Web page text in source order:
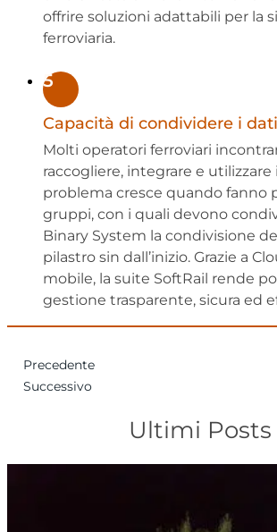
offrire soluzioni adattabili per la
ferroviaria.
5
Capacità di condividere i dati
Molti operatori ferroviari
raccogliere, integrare e utilizzare
problema cresce quando fanno
gruppi, con i quali devono
Binary System la condivisione
pilastro sin dall’inizio. Grazie a
mobile, la suite SoftRail rende
gestione trasparente, sicura ed
Precedente
Successivo
Ultimi Posts